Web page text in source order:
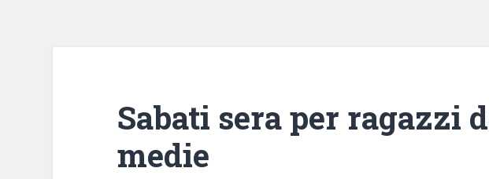
Sabati sera per ragazzi
medie